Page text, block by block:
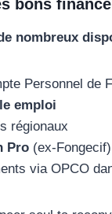
bons
nombreux
Personnel de
emploi
régionaux
Pro (ex-Fongecif)
via OPCO